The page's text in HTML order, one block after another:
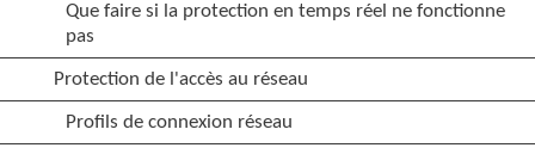
Que faire si la protection en temps réel ne fonctionne
pas
Protection de l'accès au réseau
Profils de connexion réseau